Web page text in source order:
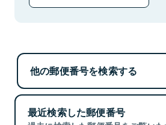
他の郵便番号を検索する
最近検索した郵便番号